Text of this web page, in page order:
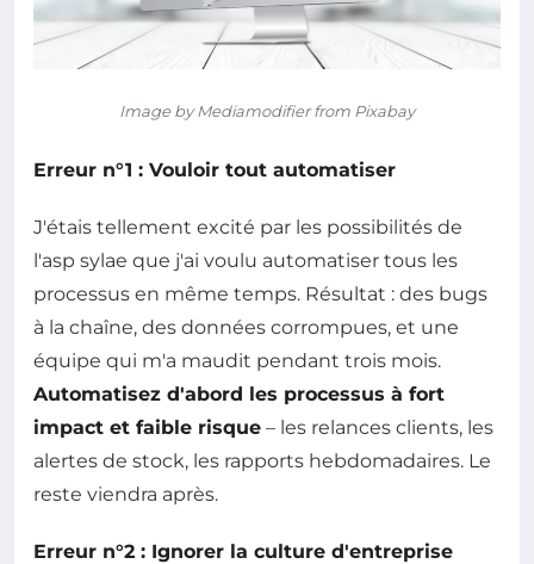
Image by Mediamodifier from Pixabay
Erreur n°1 : Vouloir tout automatiser
J'étais tellement excité par les possibilités de
l'asp sylae que j'ai voulu automatiser tous les
processus en même temps. Résultat : des bugs
à la chaîne, des données corrompues, et une
équipe qui m'a maudit pendant trois mois.
Automatisez d'abord les processus à fort
impact et faible risque – les relances clients, les
alertes de stock, les rapports hebdomadaires. Le
reste viendra après.
Erreur n°2 : Ignorer la culture d'entreprise